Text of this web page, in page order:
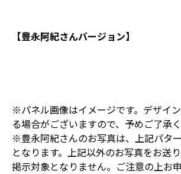
【豊永阿紀さんバージョン】
※パネル画像はイメージです。デザイ
る場合がございますので、予めご了承く
※豊永阿紀さんのお写真は、上記パタ
となります。上記以外のお写真をお送り
掲示対象となりません。ご注意の上お